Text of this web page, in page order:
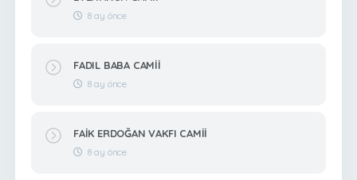
8 ay önce
FADIL BABA CAMİİ
8 ay önce
FAİK ERDOĞAN VAKFI CAMİİ
8 ay önce